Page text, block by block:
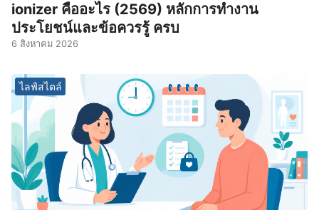
ionizer คืออะไร (2569) หลักการทำงาน
ประโยชน์และข้อควรรู้ ครบ
6 สิงหาคม 2026
ไลฟ์สไตล์